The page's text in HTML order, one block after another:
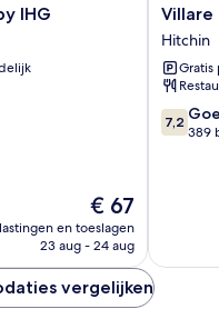
IHG
De
prijs
is
€ 67
en toeslagen
23 aug - 24 aug
Villare
Hitchin
Town
Centre
Hitchin
Villare
Hitchin
Gratis
7.2
van
7,2
389
vergelijken